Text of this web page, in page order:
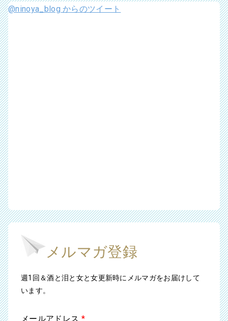
@ninoya_blog からのツイート
メルマガ登録
週1回＆酒と泪と女と女更新時にメルマガをお届けして
います。
メールアドレス *